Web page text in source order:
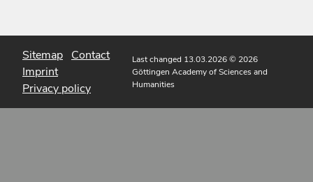
Sitemap Contact
Imprint
Privacy policy
Last changed 13.03.2026© 2026
Göttingen Academy of Sciences and
Humanities